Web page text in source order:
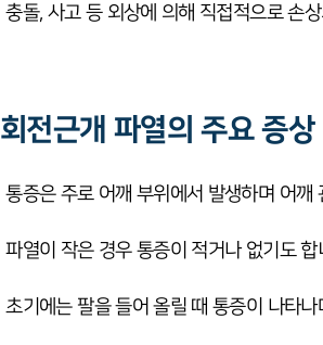
충돌, 사고 등 외상에 의해 직접적으로 손
회전근개 파열의 주요 증상
통증은 주로 어깨 부위에서 발생하며 어깨
파열이 작은 경우 통증이 적거나 없기도 합
초기에는 팔을 들어 올릴 때 통증이 나타